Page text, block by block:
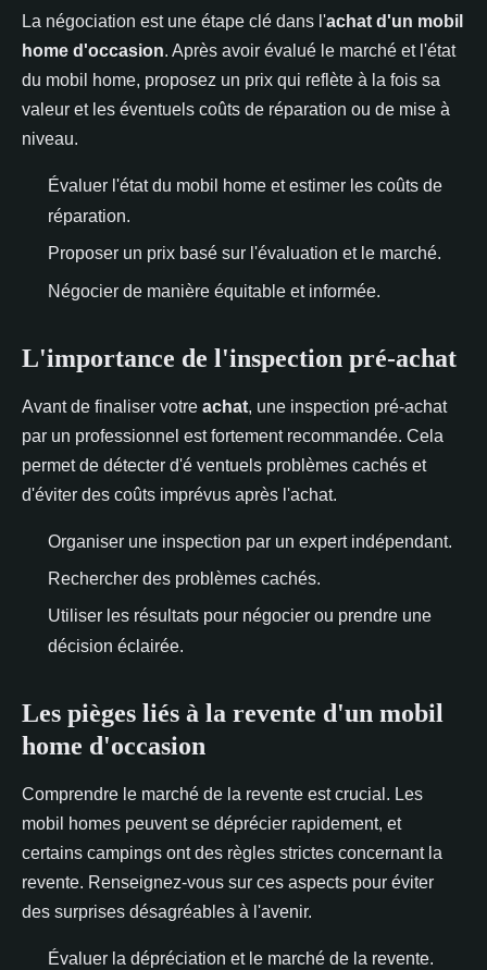
La négociation est une étape clé dans l'achat d'un mobil
home d'occasion. Après avoir évalué le marché et l'état
du mobil home, proposez un prix qui reflète à la fois sa
valeur et les éventuels coûts de réparation ou de mise à
niveau.
Évaluer l'état du mobil home et estimer les coûts de
réparation.
Proposer un prix basé sur l'évaluation et le marché.
Négocier de manière équitable et informée.
L'importance de l'inspection pré-achat
Avant de finaliser votre achat, une inspection pré-achat
par un professionnel est fortement recommandée. Cela
permet de détecter d'é ventuels problèmes cachés et
d'éviter des coûts imprévus après l'achat.
Organiser une inspection par un expert indépendant.
Rechercher des problèmes cachés.
Utiliser les résultats pour négocier ou prendre une
décision éclairée.
Les pièges liés à la revente d'un mobil
home d'occasion
Comprendre le marché de la revente est crucial. Les
mobil homes peuvent se déprécier rapidement, et
certains campings ont des règles strictes concernant la
revente. Renseignez-vous sur ces aspects pour éviter
des surprises désagréables à l'avenir.
Évaluer la dépréciation et le marché de la revente.